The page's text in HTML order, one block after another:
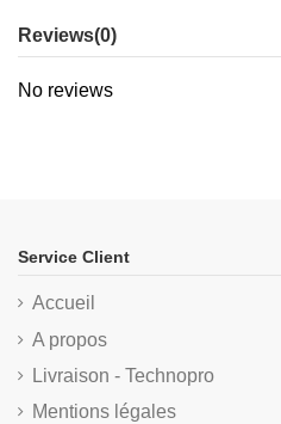
Reviews(0)
No reviews
Service Client
Accueil
A propos
Livraison - Technopro
Mentions légales